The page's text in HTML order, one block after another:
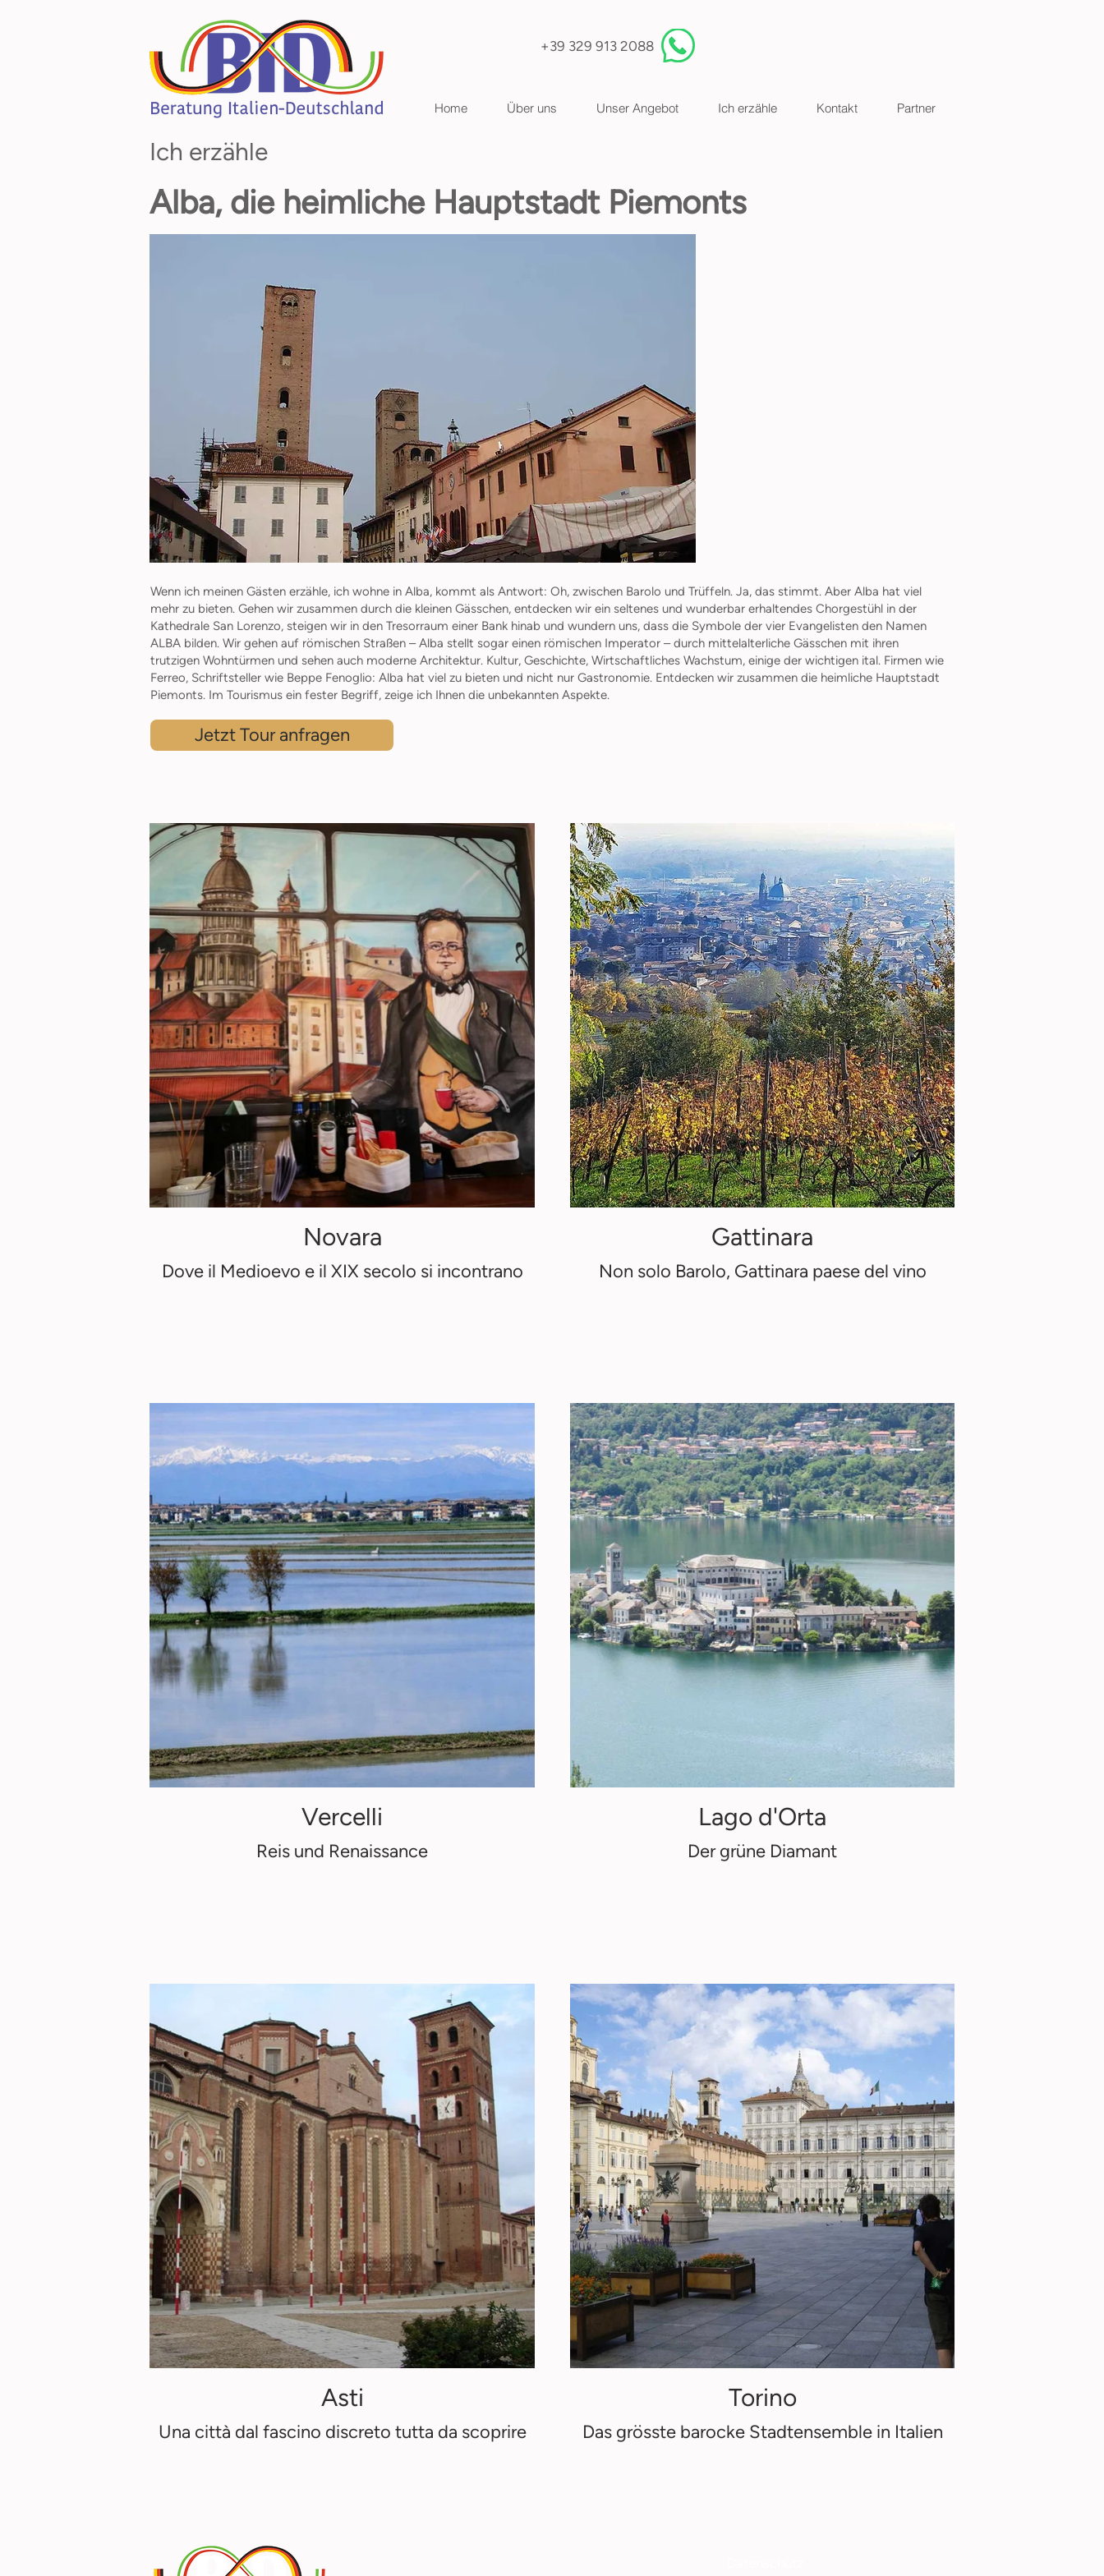
+39 329 913 2088
Home Über uns Unser Angebot Ich erzähle Kontakt Partner
Ich erzähle
Alba, die heimliche Hauptstadt Piemonts
Wenn ich meinen Gästen erzähle, ich wohne in Alba, kommt als Antwort: Oh, zwischen Barolo und Trüffeln. Ja, das stimmt. Aber Alba hat viel
mehr zu bieten. Gehen wir zusammen durch die kleinen Gässchen, entdecken wir ein seltenes und wunderbar erhaltendes Chorgestühl in der
Kathedrale San Lorenzo, steigen wir in den Tresorraum einer Bank hinab und wundern uns, dass die Symbole der vier Evangelisten den Namen
ALBA bilden. Wir gehen auf römischen Straßen – Alba stellt sogar einen römischen Imperator – durch mittelalterliche Gässchen mit ihren
trutzigen Wohntürmen und sehen auch moderne Architektur. Kultur, Geschichte, Wirtschaftliches Wachstum, einige der wichtigen ital. Firmen wie
Ferreo, Schriftsteller wie Beppe Fenoglio: Alba hat viel zu bieten und nicht nur Gastronomie. Entdecken wir zusammen die heimliche Hauptstadt
Piemonts. Im Tourismus ein fester Begriff, zeige ich Ihnen die unbekannten Aspekte.
Jetzt Tour anfragen
Novara
Dove il Medioevo e il XIX secolo si incontrano
Gattinara
Non solo Barolo, Gattinara paese del vino
Vercelli
Reis und Renaissance
Lago d'Orta
Der grüne Diamant
Asti
Una città dal fascino discreto tutta da scoprire
Torino
Das grösste barocke Stadtensemble in Italien